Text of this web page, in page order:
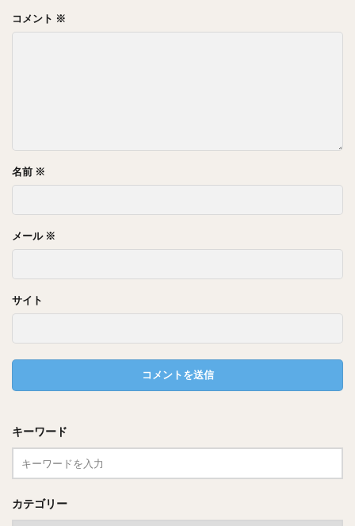
正直これのどこでも良いのだろうと思うのですが、“The top
末恐ろしいアプリを見つけてしまった…
出典：Google Earth
コメント ※
名前 ※
メール ※
サイト
キーワード
カテゴリー